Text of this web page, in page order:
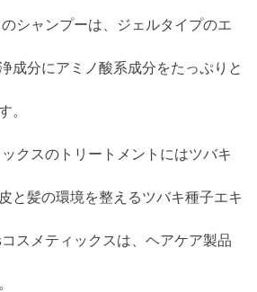
シャンプーは、ジェルタイプのエ
成分にアミノ酸系成分をたっぷりと
。
クスのトリートメントにはツバキ
と髪の環境を整えるツバキ種子エキ
スメティックスは、ヘアケア製品